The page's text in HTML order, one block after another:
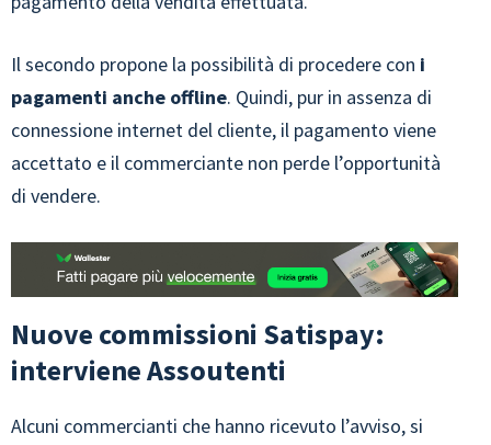
Il secondo propone la possibilità di procedere con i
pagamenti anche offline. Quindi, pur in assenza di
connessione internet del cliente, il pagamento viene
accettato e il commerciante non perde l’opportunità
di vendere.
Nuove commissioni Satispay:
interviene Assoutenti
Alcuni commercianti che hanno ricevuto l’avviso, si